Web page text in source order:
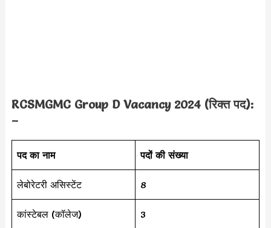
RCSMGMC Group D Vacancy 2024 (रिक्त पद):
–
पद का नाम पदों की संख्या
लेबोरेटरी असिस्टेंट 8
कांस्टेबल (कॉलेज) 3